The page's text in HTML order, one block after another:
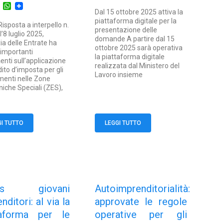
TwitterWhatsApp
a interpello n.
luglio 2025,
delle Entrate ha
sull’applicazione
d’imposta per gli
nelle Zone
Speciali (ZES),
TUTTO
Dal 15 ottobre 2025 attiva la
piattaforma digitale per la
presentazione delle
domande A partire dal 15
ottobre 2025 sarà operativa
la piattaforma digitale
realizzata dal Ministero del
Lavoro insieme
LEGGI TUTTO
giovani
al via la
per le
Autoimprenditorialità:
approvate le regole
operative per gli